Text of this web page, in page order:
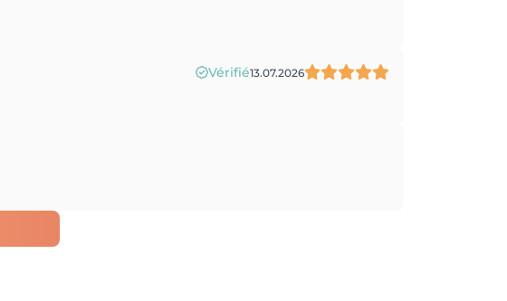
Vérifié13.07.2026